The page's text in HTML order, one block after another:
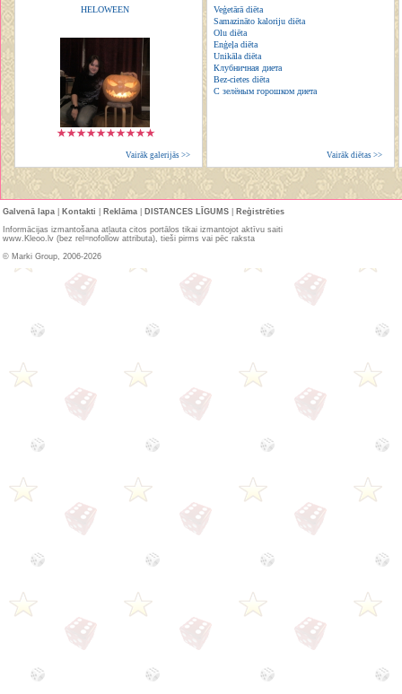
HELOWEEN
Vairāk galerijās >>
Veģetārā diēta
Samazināto kaloriju diēta
Olu diēta
Enģeļa diēta
Unikāla diēta
Клубничная диета
Bez-cietes diēta
С зелёным горошком диета
Vairāk diētas >>
Galvenā lapa Kontakti Reklāma DISTANCES LĪGUMS
Reģistrēties
Informācijas izmantošana atļauta citos portālos tikai izmantojot aktīvu saiti
www.Kleoo.lv (bez rel=nofollow attributa), tieši pirms vai pēc raksta
© Marki Group, 2006-2026